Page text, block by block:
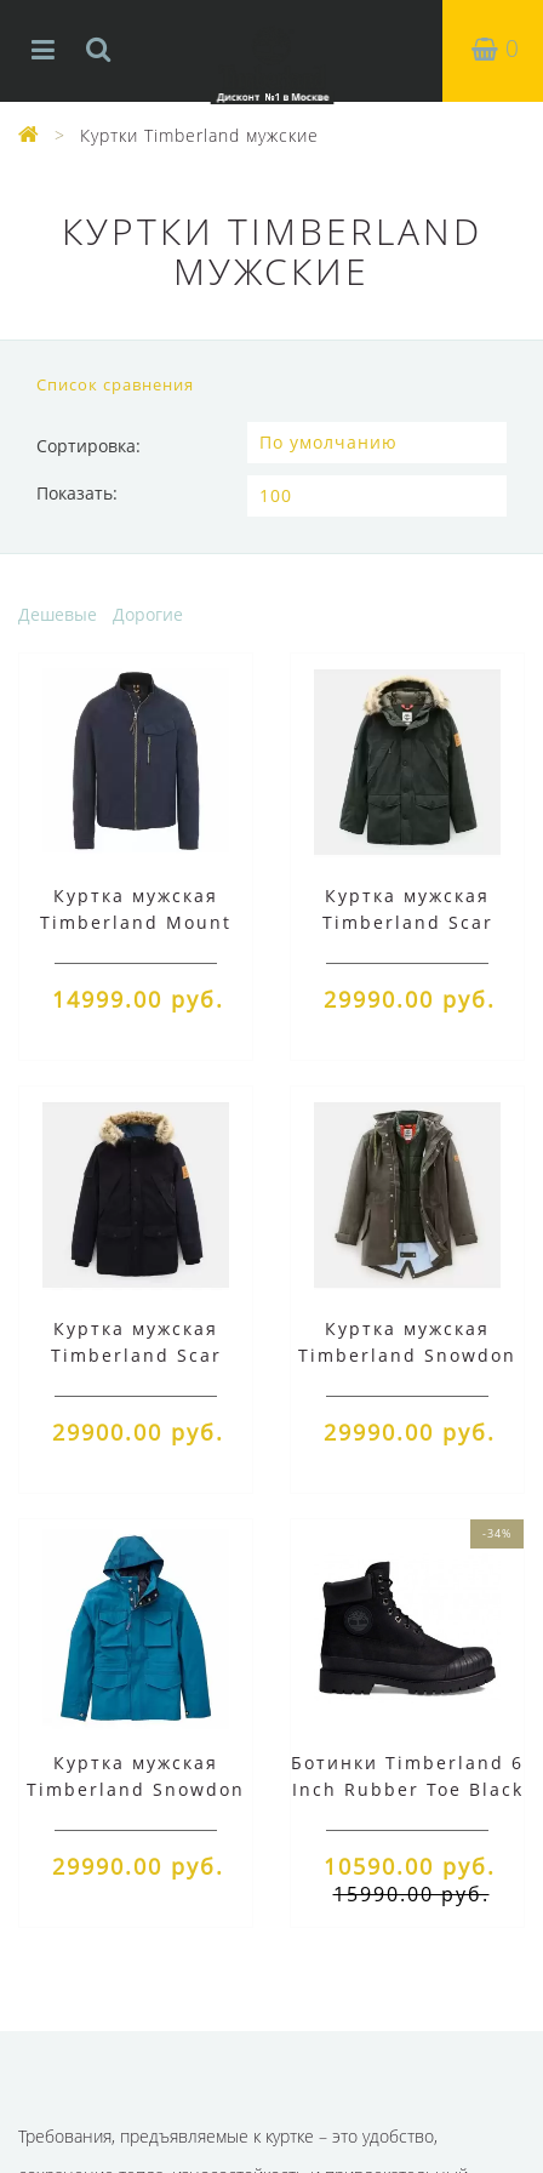
0
Куртки Timberland мужские
КУРТКИ TIMBERLAND
МУЖСКИЕ
Список сравнения
Сортировка:
Показать:
Дешевые Дорогие
Куртка мужская
Timberland Mount
14999.00 руб.
Куртка мужская
Timberland Scar
29990.00 руб.
Куртка мужская
Timberland Scar
29900.00 руб.
Куртка мужская
Timberland Snowdon
29990.00 руб.
Куртка мужская
Timberland Snowdon
29990.00 руб.
-34%
Ботинки Timberland 6
Inch Rubber Toe Black
10590.00 руб.
15990.00 руб.
Требования, предъявляемые к куртке – это удобство,